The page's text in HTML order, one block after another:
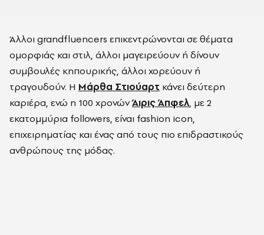
Άλλοι grandfluencers επικεντρώνονται σε θέματα
ομορφιάς και στιλ, άλλοι μαγειρεύουν ή δίνουν
συμβουλές κηπουρικής, άλλοι χορεύουν ή
τραγουδούν. Η Μάρθα Στιούαρτ κάνει δεύτερη
καριέρα, ενώ η 100 χρονώνΆιρις Άπφελ, με 2
εκατομμύρια followers, είναι fashion icon,
επιχειρηματίας και ένας από τους πιο επιδραστικούς
ανθρώπους της μόδας.